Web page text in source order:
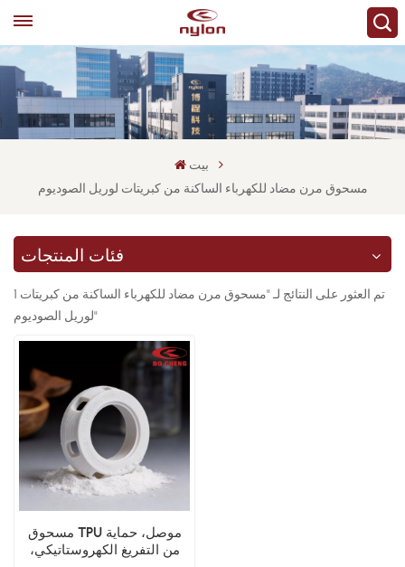
بيت
مسحوق مرن مضاد للكهرباء الساكنة من كبريتات لوريل الصوديوم
فئات المنتجات
1 تم العثور على النتائج لـ "مسحوق مرن مضاد للكهرباء الساكنة من كبريتات
لوريل الصوديوم"
مسحوق TPU موصل، حماية
من التفريغ الكهروستاتيكي،